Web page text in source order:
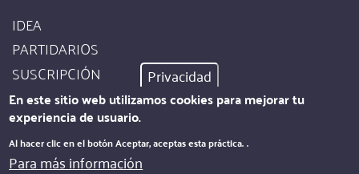
Footer
Site
Info
IDEA
PARTIDARIOS
SUSCRIPCIÓN
AUTORES
Footer
PIE DE IMPRENTA
PROTECCIÓN DE DATOS
Privacidad
En este sitio web utilizamos cookies para mejorar tu
experiencia de usuario.
Al hacer clic en el botón Aceptar, aceptas esta práctica..
Para más información